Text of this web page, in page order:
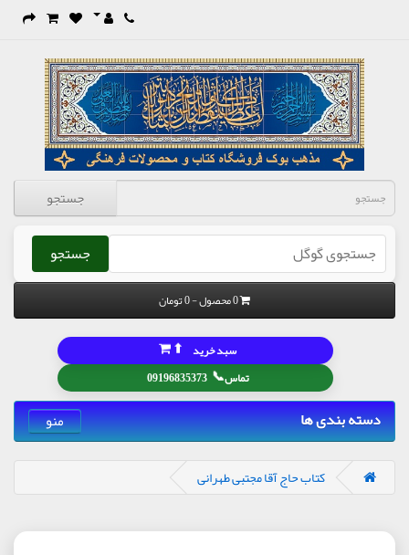
جستجو
جستجو
0 محصول - 0 تومان
تماس📞
09196835373
سبد خرید ⬆
دسته بندی ها منو
کتاب حاج آقا مجتبی طهرانی